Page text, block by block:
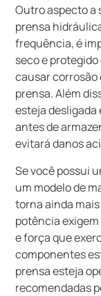
Outro aspecto a
prensa
frequência, é
seco e
causar
prensa. Além
esteja desligada
antes de
evitará danos
Se você possui
um modelo de
torna ainda
potência
e força que
componentes
prensa esteja
recomendadas